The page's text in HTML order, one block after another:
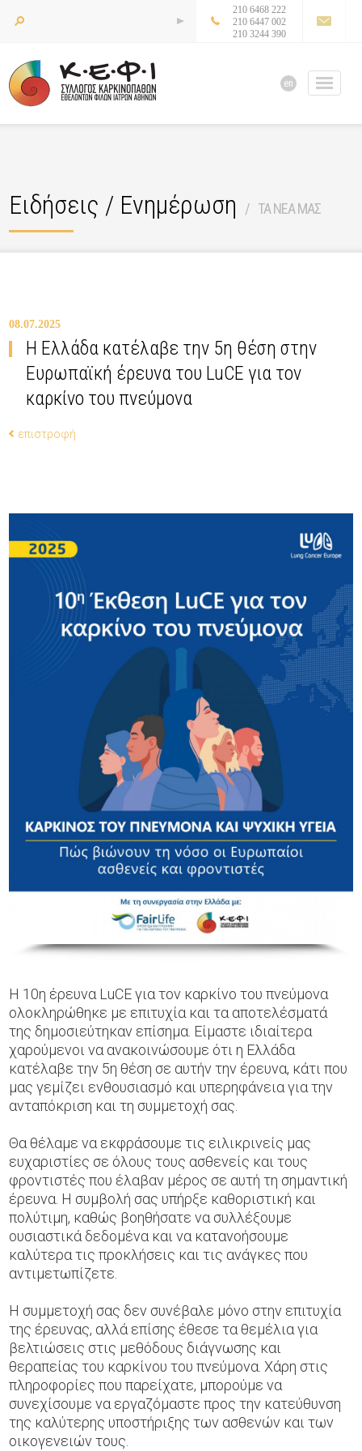
210 6468 222
210 6447 002
210 3244 390
en
Ειδήσεις / Ενημέρωση ΤΑ ΝΕΑ ΜΑΣ
08.07.2025
Η Ελλάδα κατέλαβε την 5η θέση στην
Ευρωπαϊκή έρευνα του LuCE για τον
καρκίνο του πνεύμονα
επιστροφή
Η 10η έρευνα LuCE για τον καρκίνο του πνεύμονα
ολοκληρώθηκε με επιτυχία και τα αποτελέσματά
της δημοσιεύτηκαν επίσημα. Είμαστε ιδιαίτερα
χαρούμενοι να ανακοινώσουμε ότι η Ελλάδα
κατέλαβε την 5η θέση σε αυτήν την έρευνα, κάτι που
μας γεμίζει ενθουσιασμό και υπερηφάνεια για την
ανταπόκριση και τη συμμετοχή σας.
Θα θέλαμε να εκφράσουμε τις ειλικρινείς μας
ευχαριστίες σε όλους τους ασθενείς και τους
φροντιστές που έλαβαν μέρος σε αυτή τη σημαντική
έρευνα. Η συμβολή σας υπήρξε καθοριστική και
πολύτιμη, καθώς βοηθήσατε να συλλέξουμε
ουσιαστικά δεδομένα και να κατανοήσουμε
καλύτερα τις προκλήσεις και τις ανάγκες που
αντιμετωπίζετε.
Η συμμετοχή σας δεν συνέβαλε μόνο στην επιτυχία
της έρευνας, αλλά επίσης έθεσε τα θεμέλια για
βελτιώσεις στις μεθόδους διάγνωσης και
θεραπείας του καρκίνου του πνεύμονα. Χάρη στις
πληροφορίες που παρείχατε, μπορούμε να
συνεχίσουμε να εργαζόμαστε προς την κατεύθυνση
της καλύτερης υποστήριξης των ασθενών και των
οικογενειών τους.